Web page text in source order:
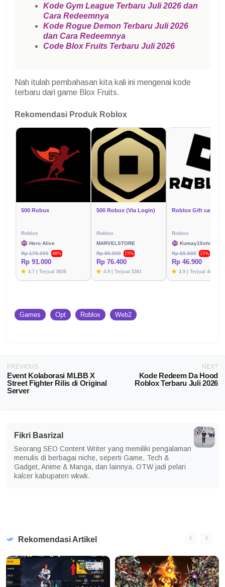
Kode Gym League Terbaru Juli 2026 dan
Cara Redeemnya
Kode Rogue Demon Terbaru Juli 2026
dan Cara Redeemnya
Code Blox Fruits Terbaru Juli 2026
Nah itulah pembahasan kita kali ini mengenai kode
terbaru dari game Blox Fruits.
Rekomendasi Produk Roblox
500 Robux
Roblox
Hero Alive
Rp 170.000
46%
Rp 91.000
4.7 | Terjual 5838
500 Robux (Via Login)
Roblox
MARVELSTORE
Rp 90.000
15%
Rp 76.400
4.9 | Terjual 5381
Roblox
Kumay10shop
Rp 55.500
15%
Rp 46.900
4.9 | Terjual 4003
Games Opt Roblox Web2
PREVIOUS
Event Kolaborasi MLBB X
Street Fighter Rilis di Original
Server
NEXT
Kode Redeem Da Hood
Roblox Terbaru Juli 2026
Fikri Basrizal
Seorang SEO Content Writer yang memiliki pengalaman
menulis di berbagai niche, seperti Game, Tech &
Gadget, Anime & Manga, dan lainnya. OTW jadi pelari
kalcer kabupaten wkwk.
Rekomendasi Artikel